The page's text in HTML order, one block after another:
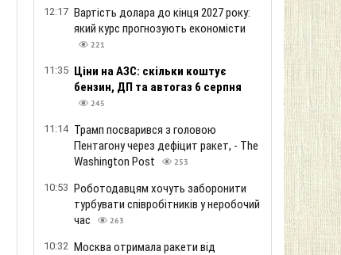
12:17 Вартість долара до кінця 2027 року:
який курс прогнозують економісти
221
11:35 Ціни на АЗС: скільки коштує
бензин, ДП та автогаз 6 серпня
245
11:14 Трамп посварився з головою
Пентагону через дефіцит ракет, - The
Washington Post
253
10:53 Роботодавцям хочуть заборонити
турбувати співробітників у неробочий
час
263
10:32 Москва отримала ракети від